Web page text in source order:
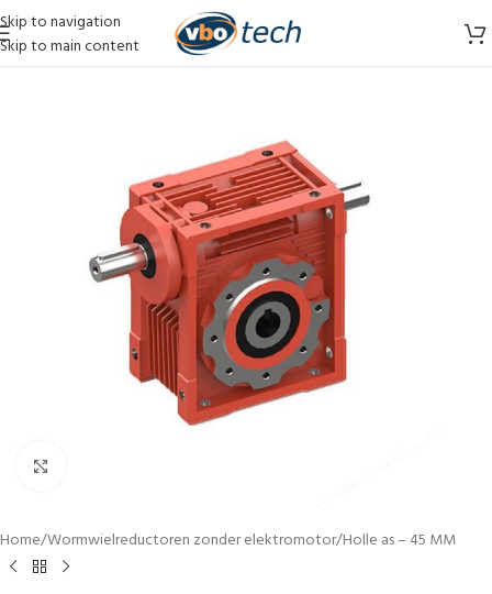
Skip to navigation
Skip to main content
Home/Wormwielreductoren zonder elektromotor/Holle as – 45 MM